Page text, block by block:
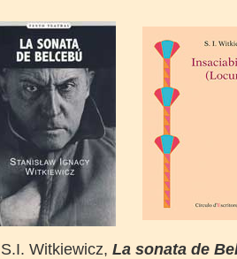
S.I. Witkiewicz, La sonata de